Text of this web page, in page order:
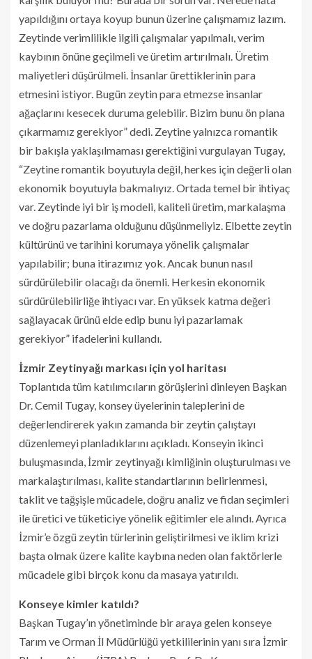
yapıldığını ortaya koyup bunun üzerine çalışmamız lazım.
Zeytinde verimlilikle ilgili çalışmalar yapılmalı, verim
kaybının önüne geçilmeli ve üretim artırılmalı. Üretim
maliyetleri düşürülmeli. İnsanlar ürettiklerinin para
etmesini istiyor. Bugün zeytin para etmezse insanlar
ağaçlarını kesecek duruma gelebilir. Bizim bunu ön plana
çıkarmamız gerekiyor” dedi. Zeytine yalnızca romantik
bir bakışla yaklaşılmaması gerektiğini vurgulayan Tugay,
“Zeytine romantik boyutuyla değil, herkes için değerli olan
ekonomik boyutuyla bakmalıyız. Ortada temel bir ihtiyaç
var. Zeytinde iyi bir iş modeli, kaliteli üretim, markalaşma
ve doğru pazarlama olduğunu düşünmeliyiz. Elbette zeytin
kültürünü ve tarihini korumaya yönelik çalışmalar
yapılabilir; buna itirazımız yok. Ancak bunun nasıl
sürdürülebilir olacağı da önemli. Herkesin ekonomik
sürdürülebilirliğe ihtiyacı var. En yüksek katma değeri
sağlayacak ürünü elde edip bunu iyi pazarlamak
gerekiyor” ifadelerini kullandı.
İzmir Zeytinyağı markası için yol haritası
Toplantıda tüm katılımcıların görüşlerini dinleyen Başkan
Dr. Cemil Tugay, konsey üyelerinin taleplerini de
değerlendirerek yakın zamanda bir zeytin çalıştayı
düzenlemeyi planladıklarını açıkladı. Konseyin ikinci
buluşmasında, İzmir zeytinyağı kimliğinin oluşturulması ve
markalaştırılması, kalite standartlarının belirlenmesi,
taklit ve tağşişle mücadele, doğru analiz ve fidan seçimleri
ile üretici ve tüketiciye yönelik eğitimler ele alındı. Ayrıca
İzmir’e özgü zeytin türlerinin geliştirilmesi ve iklim krizi
başta olmak üzere kalite kaybına neden olan faktörlerle
mücadele gibi birçok konu da masaya yatırıldı.
Konseye kimler katıldı?
Başkan Tugay’ın yönetiminde bir araya gelen konseye
Tarım ve Orman İl Müdürlüğü yetkililerinin yanı sıra İzmir